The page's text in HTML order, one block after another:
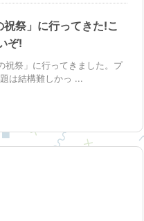
祭」に行ってきた!こ
ぞ!
祝祭」に行ってきました。プ
は結構難しかっ ...